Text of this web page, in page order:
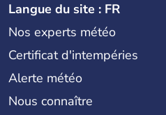
Langue du site : FR
Nos experts météo
Certificat d'intempéries
Alerte météo
Nous connaître